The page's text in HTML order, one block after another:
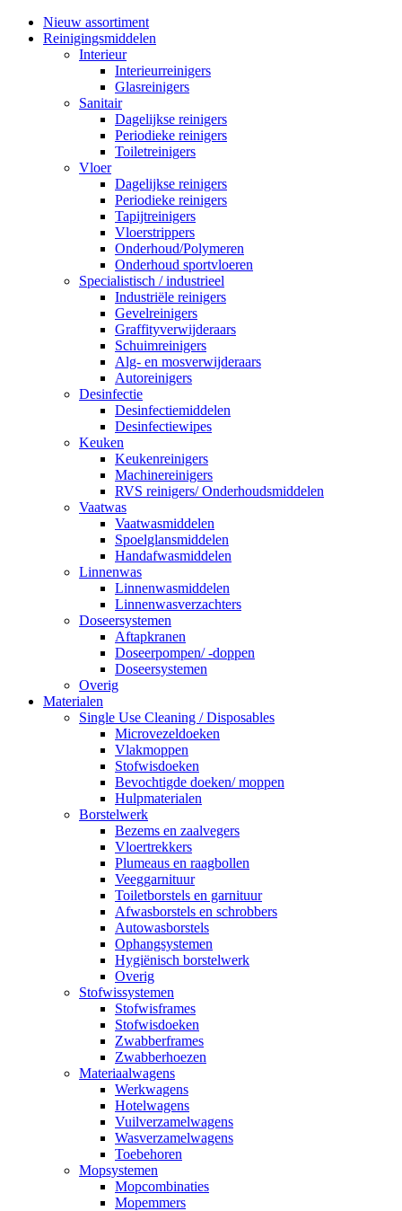
Nieuw assortiment
Reinigingsmiddelen
Interieur
Interieurreinigers
Glasreinigers
Sanitair
Dagelijkse reinigers
Periodieke reinigers
Toiletreinigers
Vloer
Dagelijkse reinigers
Periodieke reinigers
Tapijtreinigers
Vloerstrippers
Onderhoud/Polymeren
Onderhoud sportvloeren
Specialistisch / industrieel
Industriële reinigers
Gevelreinigers
Graffityverwijderaars
Schuimreinigers
Alg- en mosverwijderaars
Autoreinigers
Desinfectie
Desinfectiemiddelen
Desinfectiewipes
Keuken
Keukenreinigers
Machinereinigers
RVS reinigers/ Onderhoudsmiddelen
Vaatwas
Vaatwasmiddelen
Spoelglansmiddelen
Handafwasmiddelen
Linnenwas
Linnenwasmiddelen
Linnenwasverzachters
Doseersystemen
Aftapkranen
Doseerpompen/ -doppen
Doseersystemen
Overig
Materialen
Single Use Cleaning / Disposables
Microvezeldoeken
Vlakmoppen
Stofwisdoeken
Bevochtigde doeken/ moppen
Hulpmaterialen
Borstelwerk
Bezems en zaalvegers
Vloertrekkers
Plumeaus en raagbollen
Veeggarnituur
Toiletborstels en garnituur
Afwasborstels en schrobbers
Autowasborstels
Ophangsystemen
Hygiënisch borstelwerk
Overig
Stofwissystemen
Stofwisframes
Stofwisdoeken
Zwabberframes
Zwabberhoezen
Materiaalwagens
Werkwagens
Hotelwagens
Vuilverzamelwagens
Wasverzamelwagens
Toebehoren
Mopsystemen
Mopcombinaties
Mopemmers